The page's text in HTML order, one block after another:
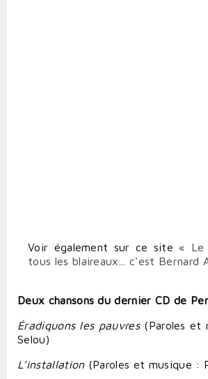
Voir également sur ce site« Le
tous les blaireaux... c'est Bernard
Deux chansons du dernier CD de
Éradiquons les pauvres(Paroles et
Selou)
L’installation(Paroles et musique :